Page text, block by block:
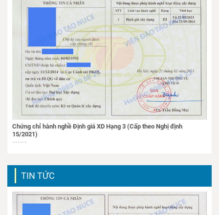
Chứng chỉ hành nghề Định giá XD Hạng 3 (Cấp theo Nghị định
15/2021)
TIN TỨC